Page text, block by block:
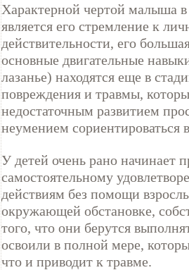
Характерной чертой малыша в
является его стремление к
действительности, его
основные двигательные
лазанье) находятся еще в
повреждения и травмы,
недостаточным развитием
неумением
У детей очень рано начинает
самостоятельному
действиям без помощи
окружающей обстановке,
того, что они берутся
освоили в полной мере,
что и приводит к травме.